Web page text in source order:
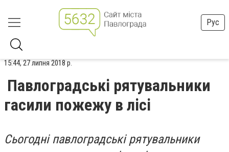
Рус
15:44, 27 липня 2018 р.
Павлоградські рятувальники
гасили пожежу в лісі
Сьогодні павлоградські рятувальники